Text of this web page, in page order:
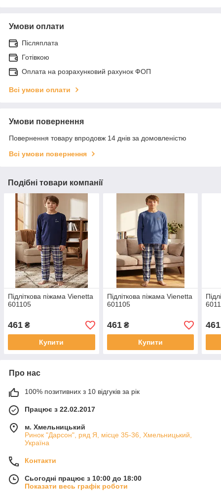
Умови оплати
Післяплата
Готівкою
Оплата на розрахунковий рахунок ФОП
Всі умови оплати
Умови повернення
Повернення товару впродовж 14 днів за домовленістю
Всі умови повернення
Подібні товари компанії
Підліткова піжама Vienetta
601105
461 ₴
Купити
Підліткова піжама Vienetta
601105
461₴
Купити
461
Про нас
100% позитивних з 10 відгуків за рік
Працює з 22.02.2017
м. Хмельницький
Ринок "Дарсон", ряд Я, місце 35-36, Хмельницький,
Україна
Контакти
Сьогодні працює з 10:00 до 18:00
Показати весь графік роботи